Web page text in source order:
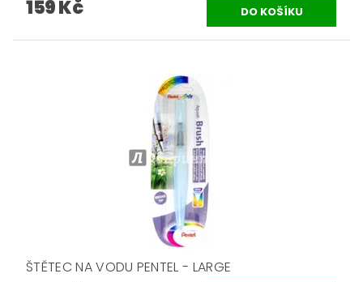
159 Kč
ŠTĚTEC NA VODU PENTEL - LARGE